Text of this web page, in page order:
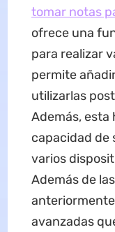
tomar notas
ofrece una
para realizar
permite
utilizarlas
Además, esta
capacidad de
varios
Además de
avanzadas